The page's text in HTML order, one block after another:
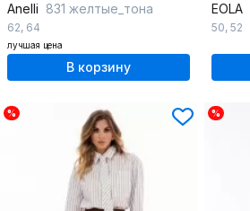
Anelli 831 желтые_тона
62, 64
лучшая цена
В корзину
EOLA
50, 52
% %